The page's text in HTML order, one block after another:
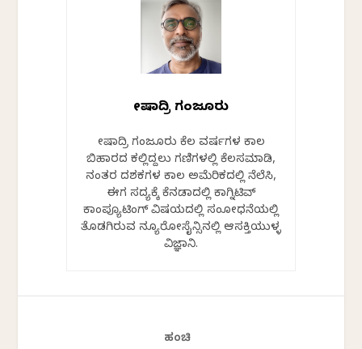
ಶೇಷಾದ್ರಿ ಗಂಜೂರು
ಶೇಷಾದ್ರಿ ಗಂಜೂರು ಕೆಲ ವರ್ಷಗಳ ಕಾಲ
ಬಿಹಾರದ ಕಲ್ಲಿದ್ದಲು ಗಣಿಗಳಲ್ಲಿ ಕೆಲಸಮಾಡಿ,
ನಂತರ ದಶಕಗಳ ಕಾಲ ಅಮೆರಿಕದಲ್ಲಿ ನೆಲೆಸಿ,
ಈಗ ಸದ್ಯಕ್ಕೆ ಕೆನಡಾದಲ್ಲಿ ಕಾಗ್ನಿಟಿವ್
ಕಾಂಪ್ಯೂಟಿಂಗ್ ವಿಷಯದಲ್ಲಿ ಸಂಶೋಧನೆಯಲ್ಲಿ
ತೊಡಗಿರುವ ನ್ಯೂರೋಸೈನ್ಸಿನಲ್ಲಿ ಆಸಕ್ತಿಯುಳ್ಳ
ವಿಜ್ಞಾನಿ.
ಹಂಚಿ